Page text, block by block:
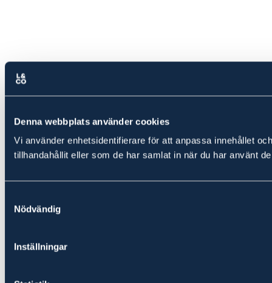
Denna webbplats använder cookies
Vi använder enhetsidentifierare för att anpassa innehållet
tillhandahållit eller som de har samlat in när du har använt
Nödvändig
Inställningar